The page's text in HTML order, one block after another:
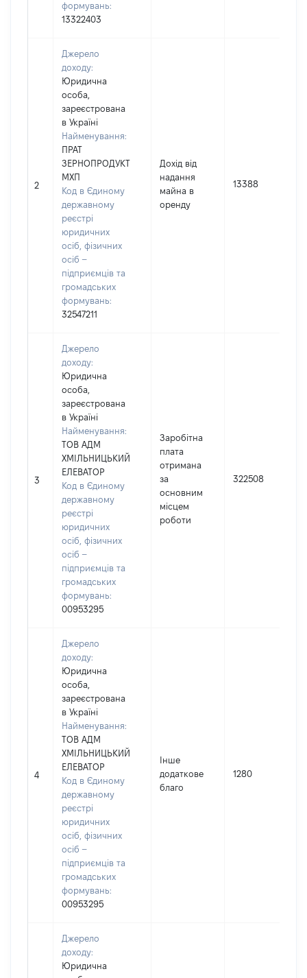
формувань:
13322403
2
Джерело
доходу:
Юридична
особа,
зареєстрована
в Україні
Найменування:
ПРАТ
ЗЕРНОПРОДУКТ
МХП
Код в Єдиному
державному
реєстрі
юридичних
осіб, фізичних
осіб –
підприємців та
громадських
формувань:
32547211
Дохід від
надання
майна в
оренду
13388
3
Джерело
доходу:
Юридична
особа,
зареєстрована
в Україні
Найменування:
ТОВ АДМ
ХМІЛЬНИЦЬКИЙ
ЕЛЕВАТОР
Код в Єдиному
державному
реєстрі
юридичних
осіб, фізичних
осіб –
підприємців та
громадських
формувань:
00953295
Заробітна
плата
отримана
за
основним
місцем
роботи
322508
4
Джерело
доходу:
Юридична
особа,
зареєстрована
в Україні
Найменування:
ТОВ АДМ
ХМІЛЬНИЦЬКИЙ
ЕЛЕВАТОР
Код в Єдиному
державному
реєстрі
юридичних
осіб, фізичних
осіб –
підприємців та
громадських
формувань:
00953295
Інше
додаткове
благо
1280
Джерело
доходу:
Юридична